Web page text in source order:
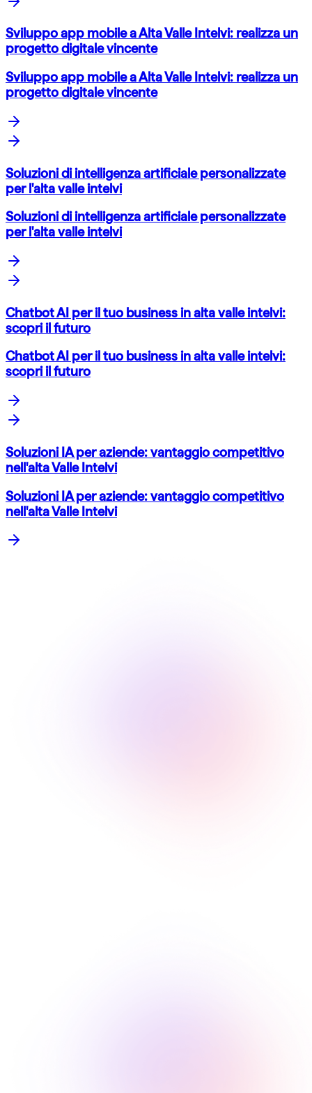
Sviluppo app mobile a Alta Valle Intelvi: realizza un
progetto digitale vincente
Sviluppo app mobile a Alta Valle Intelvi: realizza un
progetto digitale vincente
Soluzioni di intelligenza artificiale personalizzate
per l'alta valle intelvi
Soluzioni di intelligenza artificiale personalizzate
per l'alta valle intelvi
Chatbot AI per il tuo business in alta valle intelvi:
scopri il futuro
Chatbot AI per il tuo business in alta valle intelvi:
scopri il futuro
Soluzioni IA per aziende: vantaggio competitivo
nell'alta Valle Intelvi
Soluzioni IA per aziende: vantaggio competitivo
nell'alta Valle Intelvi